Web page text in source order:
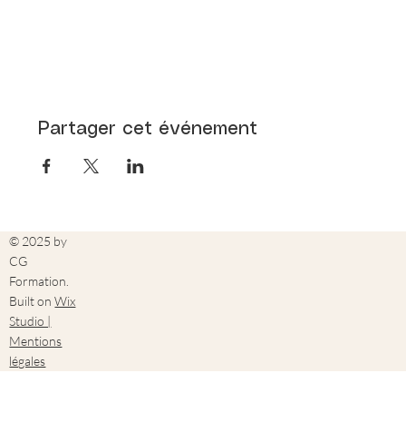
Partager cet événement
© 2025 by
CG
Formation.
Built onWix
Studio |
Mentions
légales